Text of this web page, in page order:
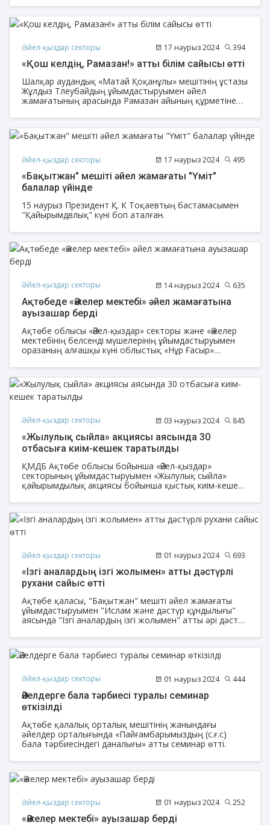
басталған күннен әр күн сайын офлайн және онлайн
форматта Құран Хатым өтуде.
Әйел-қыздар секторы 17 наурыз 2024 394
«Қош келдің, Рамазан!» атты білім сайысы өтті
Шалқар аудандық «Матай Қоқанұлы» мешітінің ұстазы
Жұлдыз Тлеубайдың ұйымдастыруымен әйел
жамағатының арасында Рамазан айының құрметіне
бабынан сайыс өтті.
Әйел-қыздар секторы 17 наурыз 2024 495
«Бақытжан" мешіті әйел жамағаты "Үміт"
балалар үйінде
15 наурыз Президент Қ. К Тоқаевтың бастамасымен
"Қайырымдвлық" күні боп аталған.
Әйел-қыздар секторы 14 наурыз 2024 635
Ақтөбеде «Әжелер мектебі» әйел жамағатына
ауызашар берді
Ақтөбе облысы «Әйел-қыздар» секторы және «Әжелер
мектебінің белсенді мүшелерінің ұйымдастыруымен
оразаның алғашқы күні облыстық «Нұр Ғасыр»
дастарханы жайылды.
Әйел-қыздар секторы 03 наурыз 2024 845
«Жылулық сыйла» акциясы аясында 30
отбасыға киім-кешек таратылды
ҚМДБ Ақтөбе облысы бойынша «Әйел-қыздар»
секторының ұйымдастыруымен «Жылулық сыйла»
қайырымдылық акциясы бойынша қыстық киім-кешек
Әйел-қыздар секторы 01 наурыз 2024 693
«Ізгі аналардың ізгі жолымен» атты дәстүрлі
рухани сайыс өтті
Ақтөбе қаласы, "Бақытжан" мешіті әйел жамағаты
ұйымдастыруымен "Ислам және дәстүр құндылығы"
аясында "Ізгі аналардың ізгі жолымен" атты әрі дәстүр
Әйел-қыздар секторы 01 наурыз 2024 444
Әйелдерге бала тәрбиесі туралы семинар
өткізілді
Ақтөбе қалалық орталық мешітінің жанындағы
әйелдер орталығында «Пайғамбарымыздың (с.ғ.с)
бала тәрбиесіндегі даналығы» атты семинар өтті.
Әйел-қыздар секторы 01 наурыз 2024 252
«Әжелер мектебі» ауызашар берді